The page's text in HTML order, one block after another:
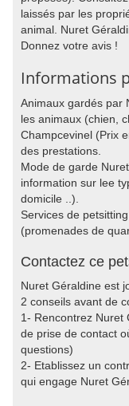
laissés par les
animal. Nuret
Donnez votre avis !
Informations
Animaux gardés par
les animaux (chien,
Champcevinel (Prix
des prestations.
Mode de garde
information sur lee
domicile ..).
Services de
(promenades de
Contactez ce
Nuret Géraldine est
2 conseils avant de
1- Rencontrez Nuret
de prise de contact
questions)
2- Etablissez un
qui engage Nuret